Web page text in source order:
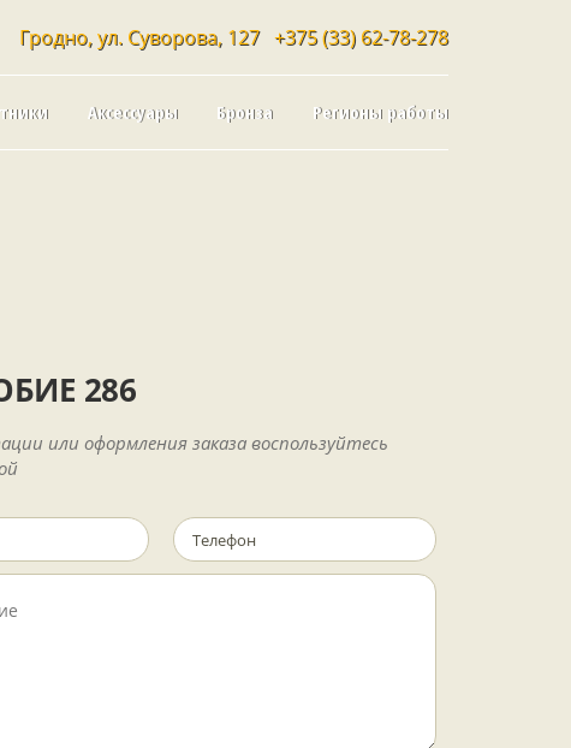
Гродно, ул. Суворова, 127 +375 (33) 62-78-278
Аксессуары Бронза Регионы работы
286
или оформления заказа воспользуйтесь